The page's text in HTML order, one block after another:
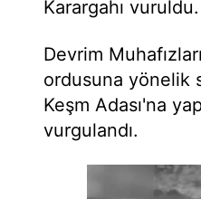
Karargahı vuruldu.
Devrim
ordusuna yönelik
Keşm Adası'na
vurgulandı.